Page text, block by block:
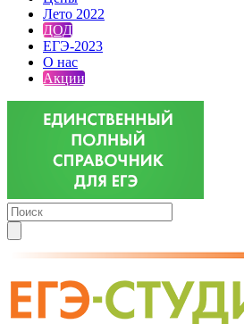
Лето 2022
ДОД
ЕГЭ-2023
О нас
Акции